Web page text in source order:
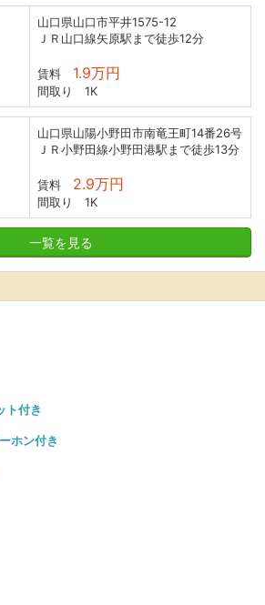
山口県山口市平井1575-12
ＪＲ山口線矢原駅まで徒歩12分
賃料 1.9万円
間取り 1K
山口県山陽小野田市南竜王町14番26号
ＪＲ小野田線小野田港駅まで徒歩13分
賃料 2.9万円
間取り 1K
一覧を見る
ト付き
ホン付き